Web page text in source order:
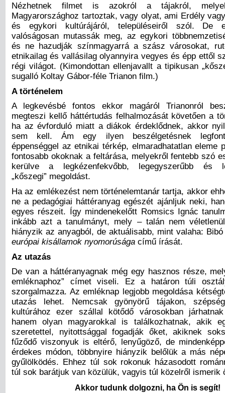
Nézhetnek filmet is azokról a tájakról,
Magyarországhoz tartoztak, vagy olyat, ami Erdély
és egykori kultúrájáról, településeiről szól. De
valóságosan mutassák meg, az egykori
és ne hazudják színmagyarrá a szász városokat,
etnikailag és vallásilag olyannyira vegyes és épp ettől
régi világot. (Kimondottan ellenjavallt a tipikusan
sugalló Koltay Gábor-féle Trianon film.)
A történelem
A legkevésbé fontos ekkor magáról Trianonról
megteszi kellő háttértudás felhalmozását követően a
ha az évforduló miatt a diákok érdeklődnek, akkor
sem kell. Ám egy ilyen beszélgetésnek
éppenséggel az etnikai térkép, elmaradhatatlan eleme
fontosabb okoknak a feltárása, melyekről fentebb szó
kerülve a legkézenfekvőbb, legegyszerűbb és
„kőszegi” megoldást.
Ha az emlékezést nem történelemtanár tartja, akkor
ne a pedagógiai háttéranyag egészét ajánljuk neki,
egyes részeit. Így mindenekelőtt Romsics Ignác
inkább azt a tanulmányt, mely – talán nem
hiányzik az anyagból, de aktuálisabb, mint valaha:
európai kisállamok nyomorúsága című írását.
Az utazás
De van a háttéranyagnak még egy hasznos része,
emléknaphoz” címet viseli. Ez a határon túli
szorgalmazza. Az emléknap legjobb megoldása
utazás lehet. Nemcsak gyönyörű tájakon,
kultúrához ezer szállal kötődő városokban
hanem olyan magyarokkal is találkozhatnak, akik
szeretettel, nyitottsággal fogadják őket, akiknek
fűződő viszonyuk is eltérő, lenyűgöző, de
érdekes módon, többnyire hiányzik belőlük a más
gyűlölködés. Ehhez túl sok rokonuk házasodott
túl sok barátjuk van közülük, vagyis túl közelről ismerik
Akkor tudunk dolgozni, ha Ön is segít!